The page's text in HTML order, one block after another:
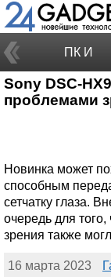
ПК И
НОУТБУКИ
Sony DSC-
проблемами
Новинка может
способным
сетчатку глаза.
очередь для
зрения также
16 марта 2023